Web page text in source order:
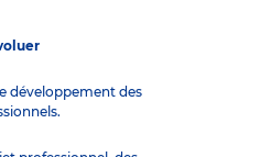
développement des